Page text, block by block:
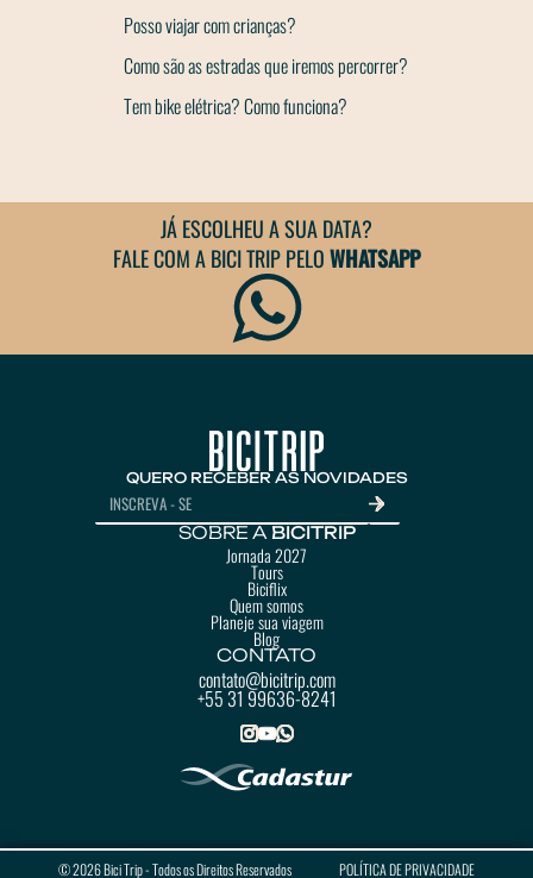
Posso viajar com crianças?
Como são as estradas que iremos percorrer?
Tem bike elétrica? Como funciona?
JÁ ESCOLHEU A SUA DATA?
FALE COM A BICI TRIP PELOWHATSAPP
QUERO RECEBER AS NOVIDADES
SOBRE A BICITRIP
Jornada 2027
Tours
Biciflix
Quem somos
Planeje sua viagem
Blog
CONTATO
contato@bicitrip.com
+55 31 99636-8241
© 2026 Bici Trip - Todos os Direitos Reservados POLÍTICA DE PRIVACIDADE